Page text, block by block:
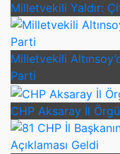
Milletvekili Yaldır:
Milletvekili
Parti
CHP Aksaray İl